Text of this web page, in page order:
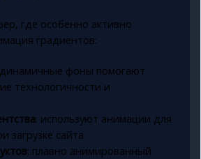
где особенно активно
градиентов:
фоны помогают
технологичности и
: используют анимации для
загрузке сайта
: плавно анимированный